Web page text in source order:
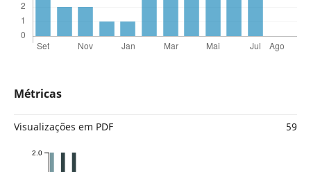
Métricas
Visualizações em PDF 59
2.0